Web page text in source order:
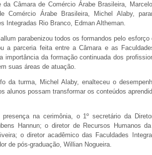
da Câmara de Comércio Árabe Brasileira,
Comércio Árabe Brasileira, Michel Alaby,
Integradas Rio Branco, Edman Altheman.
parabenizou todos os formandos pelo
a parceria feita entre a Câmara e as
importância da formação continuada dos
suas áreas de atuação.
da turma, Michel Alaby, enalteceu o
alunos possam transformar os conteúdos
presença na cerimônia, o 1º secretário da
Hannun; o diretor de Recursos Humanos
o diretor acadêmico das Faculdades
de pós-graduação, Willian Nogueira.